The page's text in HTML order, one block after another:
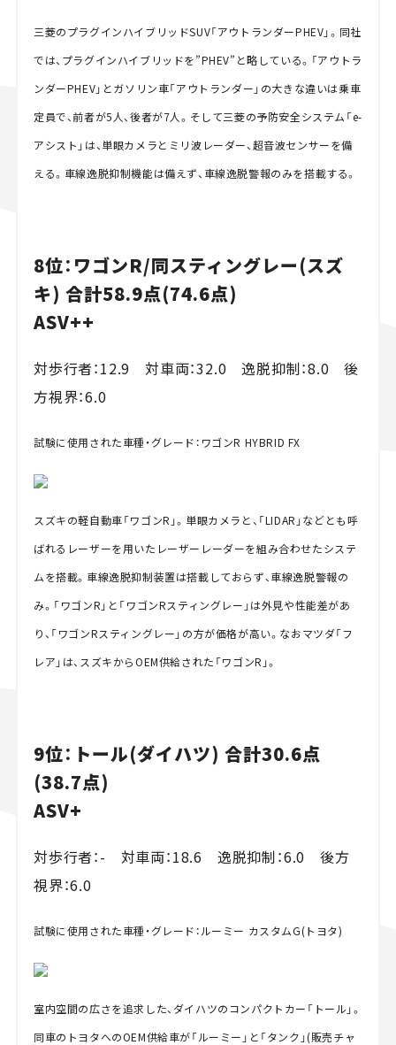
三菱のプラグインハイブリッドSUV「アウトランダーPHEV」。同社
では、プラグインハイブリッドを”PHEV”と略している。「アウトラ
ンダーPHEV」とガソリン車「アウトランダー」の大きな違いは乗車
定員で、前者が5人、後者が7人。そして三菱の予防安全システム「e-
アシスト」は、単眼カメラとミリ波レーダー、超音波センサーを備
える。車線逸脱抑制機能は備えず、車線逸脱警報のみを搭載する。
8位：ワゴンR/同スティングレー(スズ
キ) 合計58.9点(74.6点)
ASV++
対歩行者：12.9 対車両：32.0 逸脱抑制：8.0 後
方視界：6.0
試験に使用された車種・グレード：ワゴンR HYBRID FX
スズキの軽自動車「ワゴンR」。単眼カメラと、「LIDAR」などとも呼
ばれるレーザーを用いたレーザーレーダーを組み合わせたシステ
ムを搭載。車線逸脱抑制装置は搭載しておらず、車線逸脱警報の
み。「ワゴンR」と「ワゴンRスティングレー」は外見や性能差があ
り、「ワゴンRスティングレー」の方が価格が高い。なおマツダ「フ
レア」は、スズキからOEM供給された「ワゴンR」。
9位：トール(ダイハツ) 合計30.6点
(38.7点)
ASV+
対歩行者：- 対車両：18.6 逸脱抑制：6.0 後方
視界：6.0
試験に使用された車種・グレード：ルーミー カスタムG(トヨタ)
室内空間の広さを追求した、ダイハツのコンパクトカー「トール」。
同車のトヨタへのOEM供給車が「ルーミー」と「タンク」(販売チャ